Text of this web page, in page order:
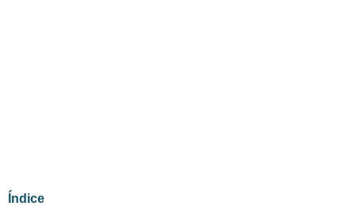
Índice